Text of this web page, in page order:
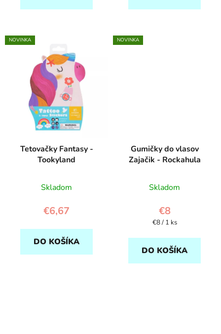
NOVINKA
Tetovačky Fantasy -
Tookyland
Skladom
€6,67
DO KOŠÍKA
NOVINKA
Gumičky do vlasov
Zajačik - Rockahula
Skladom
€8
Jednotková
€8 / 1 ks
DO KOŠÍKA